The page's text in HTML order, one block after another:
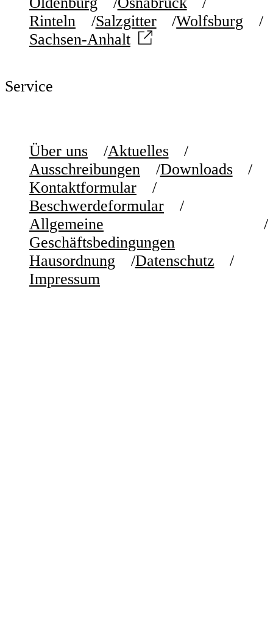
Rinteln
Salzgitter
Wolfsburg
Sachsen-Anhalt
Service
Über uns
Aktuelles
Ausschreibungen
Downloads
Kontaktformular
Beschwerdeformular
Allgemeine
Geschäftsbedingungen
Hausordnung
Datenschutz
Impressum